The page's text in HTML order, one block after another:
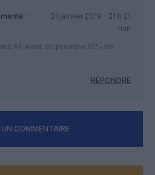
:
21 janvier 2019 - 21 h 21
min
AF vient de prendre 10% en
RÉPONDRE
UN COMMENTAIRE